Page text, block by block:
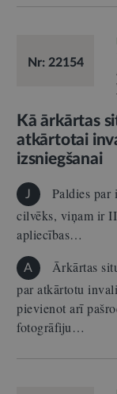
Nr: 22154
Kā ārkārtas
atkārtotai
izsniegšanai
J
Paldies
cilvēks, viņam ir
apliecības…
A
Ārkārtas
par atkārtotu
pievienot arī
fotogrāfiju…